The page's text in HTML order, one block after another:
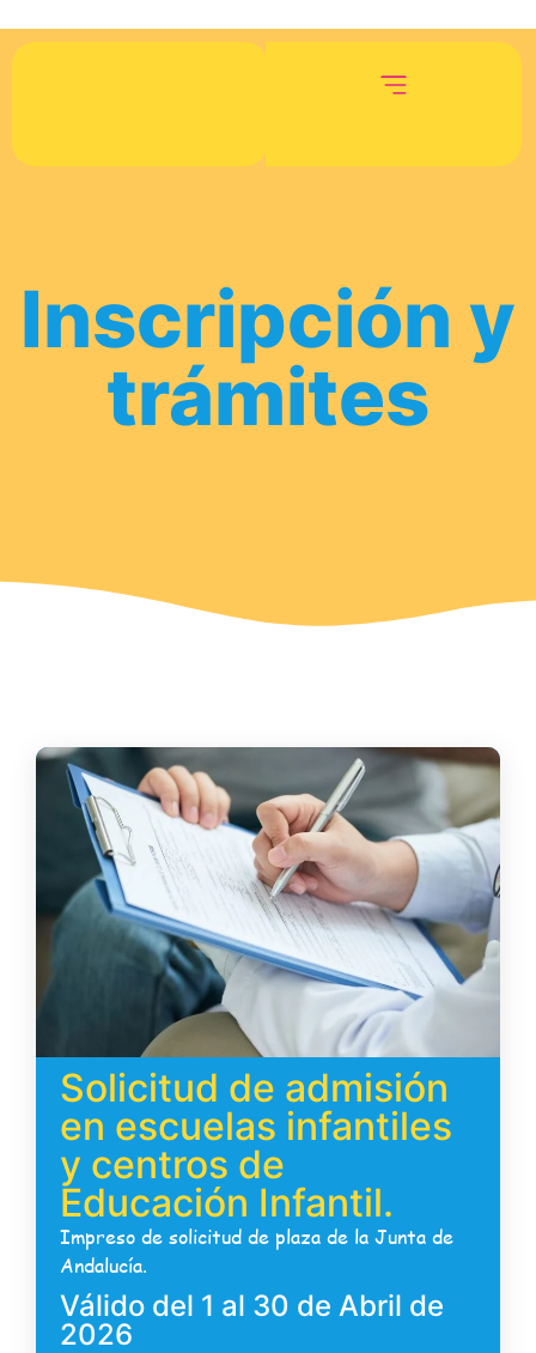
Inscripción y
trámites
Solicitud de admisión
en escuelas infantiles
y centros de
Educación Infantil.
Impreso de solicitud de plaza de la Junta de
Andalucía.
Válido del 1 al 30 de Abril de
2026